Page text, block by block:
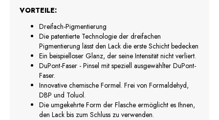
VORTEILE:
Dreifach-Pigmentierung
Die patentierte Technologie der dreifachen
Pigmentierung lässt den Lack die erste Schicht bedecken
Ein beispielloser Glanz, der seine Intensität nicht verliert.
DuPont-Faser - Pinsel mit speziell ausgewählter DuPont-
Faser.
Innovative chemische Formel. Frei von Formaldehyd,
DBP und Toluol.
Die umgekehrte Form der Flasche ermöglicht es Ihnen,
den Lack bis zum Schluss zu verwenden.